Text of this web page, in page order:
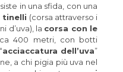
in una sfida, con una
tinelli (corsa attraverso i
d’uva), la corsa con le
400 metri, con botti
acciaccatura dell’uva”
a chi pigia più uva nel